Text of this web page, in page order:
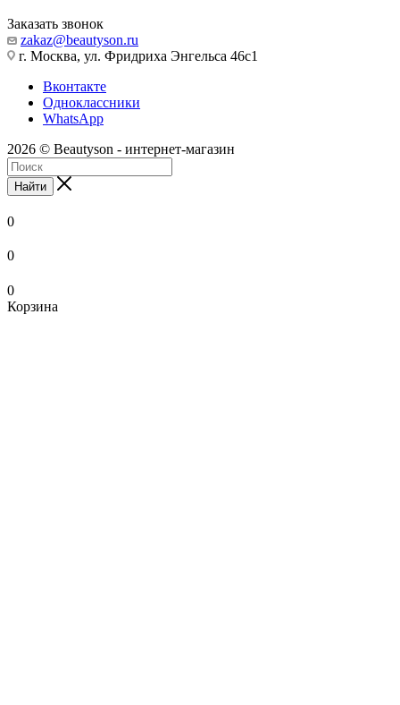
Заказать звонок
zakaz@beautyson.ru
г. Москва, ул. Фридриха Энгельса 46с1
Вконтакте
Одноклассники
WhatsApp
2026 © Beautyson - интернет-магазин
Найти
0
0
0
Корзина